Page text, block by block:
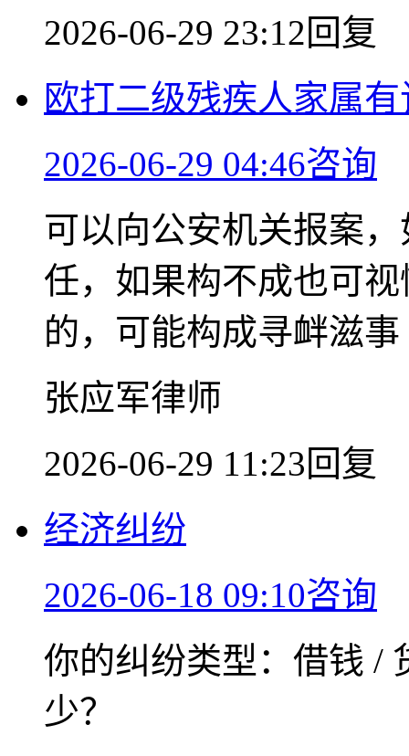
2026-06-29 23:12回复
欧打二级残疾人家属
2026-06-29 04:46咨询
可以向公安机关报案
任，如果构不成也可
的，可能构成寻衅滋事
张应军律师
2026-06-29 11:23回复
经济纠纷
2026-06-18 09:10咨询
你的纠纷类型：借钱 /
少？